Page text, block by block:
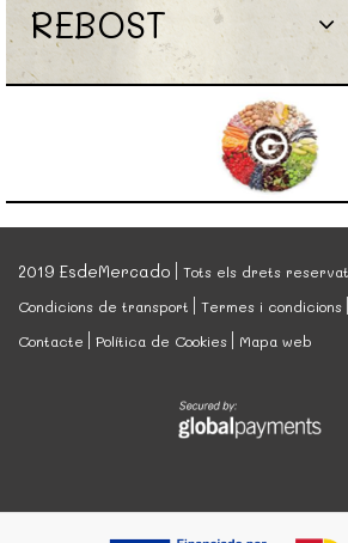
REBOST
2019 EsdeMercado
Tots els drets
Condicions de transport
Termes i condicions
Contacte
Política de Cookies Mapa web